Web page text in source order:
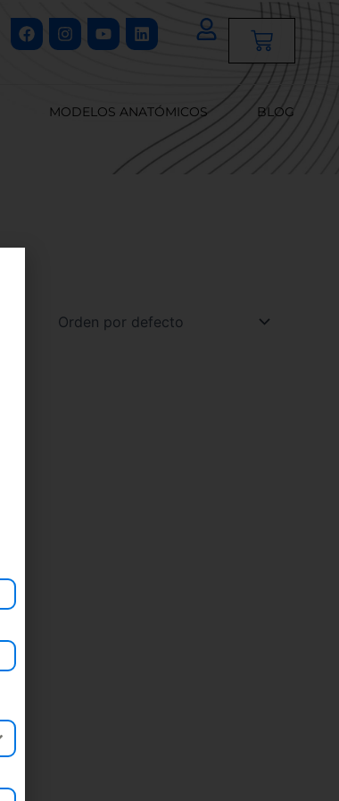
FacebookInstagram
YoutubeLinkedin
Cart
MODELOS ANATÓMICOS BLOG